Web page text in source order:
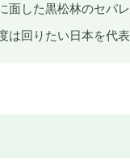
面した黒松林のセパ
は回りたい日本を代